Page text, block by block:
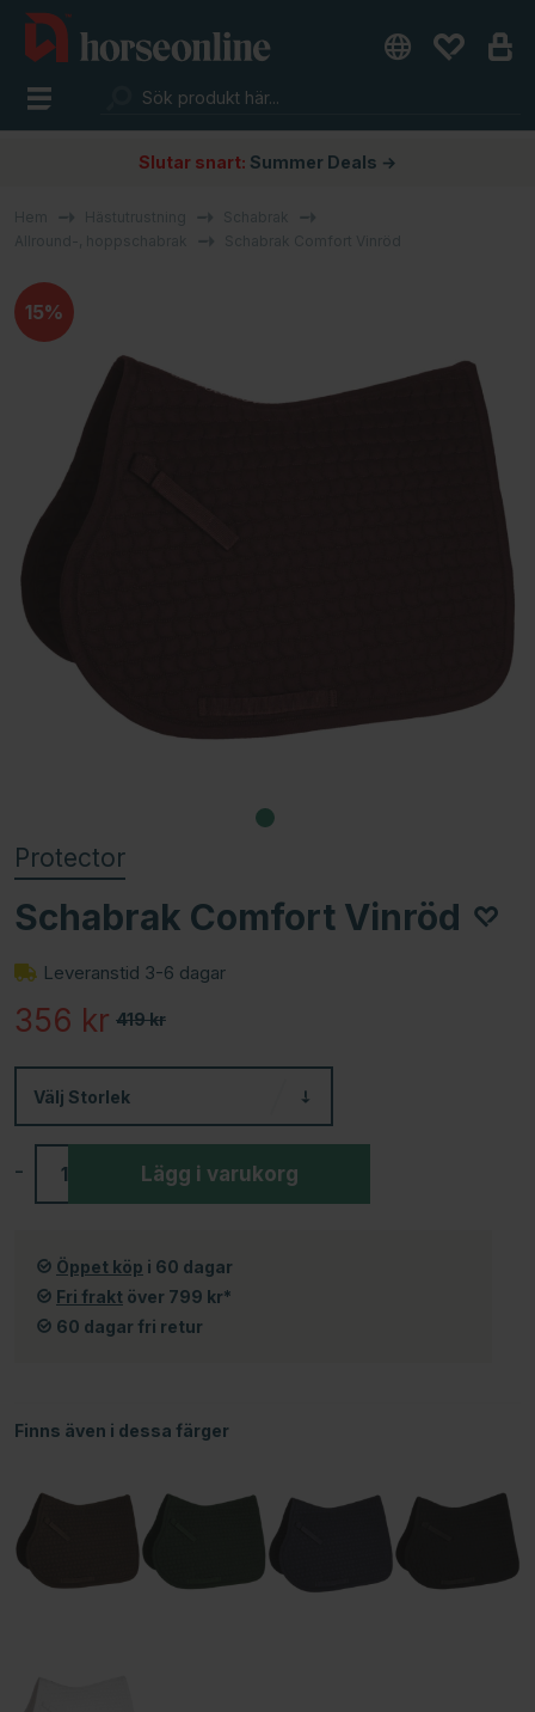
Slutar snart: Summer Deals →
15%
Protector
Schabrak Comfort Vinröd
Leveranstid 3-6 dagar
419kr
356 kr
Välj Storlek
- Lägg i varukorg
Öppet köp i 60 dagar
Fri frakt över 799 kr*
60 dagar fri retur
Finns även i dessa färger